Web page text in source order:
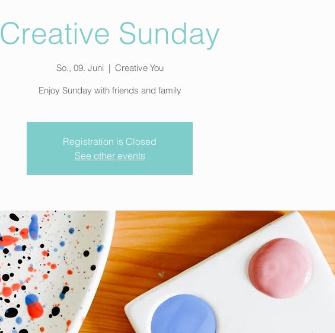
Creative Sunday
So., 09. Juni
  |
Creative You
Enjoy Sunday with friends and family
Registration is Closed
See other events